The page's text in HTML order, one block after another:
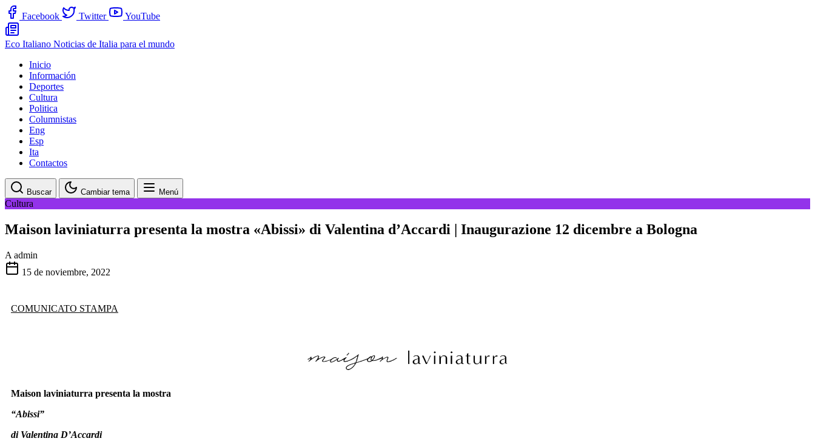
Facebook Twitter YouTube
Eco Italiano Noticias de Italia para el mundo
Inicio
Información
Deportes
Cultura
Politica
Columnistas
Eng
Esp
Ita
Contactos
Buscar Cambiar tema Menú
Cultura
Maison laviniaturra presenta la mostra «Abissi» di Valentina d’Accardi | Inaugurazione 12 dicembre a Bologna
A admin
15 de noviembre, 2022
COMUNICATO STAMPA
Maison laviniaturra presenta la mostra
“Abissi”
di Valentina D’Accardi